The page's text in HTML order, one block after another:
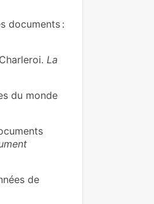
documents :
La
du monde
de